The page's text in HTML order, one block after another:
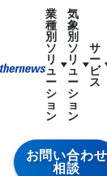
業
種
別
ソ
リ
ュ
ー
シ
ョ
ン
気
象
別
ソ
リ
ュ
ー
シ
ョ
ン
サ
ー
ビ
ス
お問い合わせ
相談